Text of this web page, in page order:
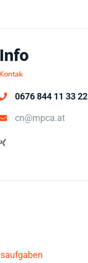
0676 844 11 33 22
cn@mpca.at